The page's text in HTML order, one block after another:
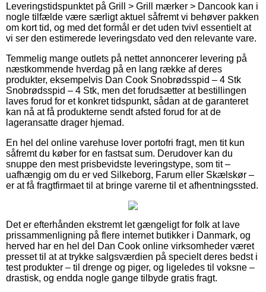
Leveringstidspunktet på Grill > Grill mærker > Dancook kan i
nogle tilfælde være særligt aktuel såfremt vi behøver pakken
om kort tid, og med det formål er det uden tvivl essentielt at
vi ser den estimerede leveringsdato ved den relevante vare.
Temmelig mange outlets på nettet annoncerer levering på
næstkommende hverdag på en lang række af deres
produkter, eksempelvis Dan Cook Snobrødsspid – 4 Stk
Snobrødsspid – 4 Stk, men det forudsætter at bestillingen
laves forud for et konkret tidspunkt, sådan at de garanteret
kan nå at få produkterne sendt afsted forud for at de
lageransatte drager hjemad.
En hel del online varehuse lover portofri fragt, men tit kun
såfremt du køber for en fastsat sum. Derudover kan du
snuppe den mest prisbevidste leveringstype, som tit –
uafhængig om du er ved Silkeborg, Farum eller Skælskør –
er at få fragtfirmaet til at bringe varerne til et afhentningssted.
Det er efterhånden ekstremt let gængeligt for folk at lave
prissammenligning på flere internet butikker i Danmark, og
herved har en hel del Dan Cook online virksomheder været
presset til at at trykke salgsværdien på specielt deres bedst i
test produkter – til drenge og piger, og ligeledes til voksne –
drastisk, og endda nogle gange tilbyde gratis fragt.